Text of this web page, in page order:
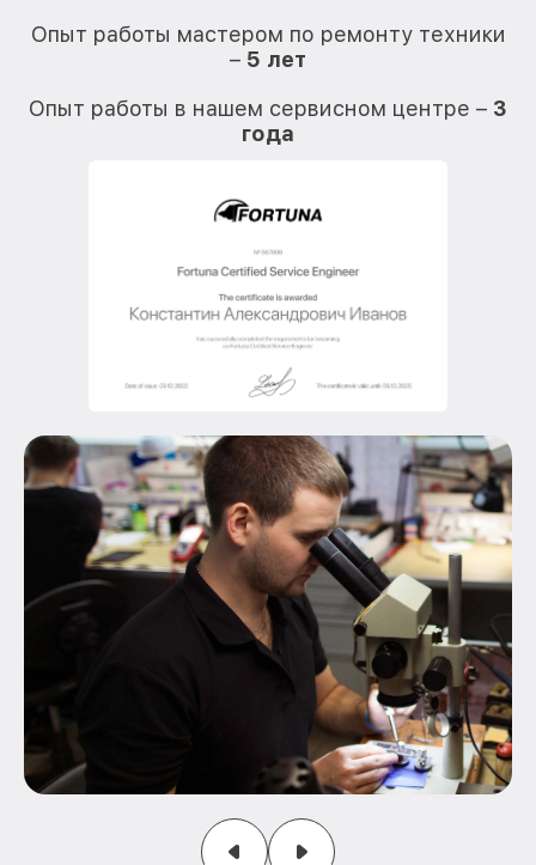
Опыт работы мастером по ремонту техники
– 5 лет
Опыт работы в нашем сервисном центре – 3
года